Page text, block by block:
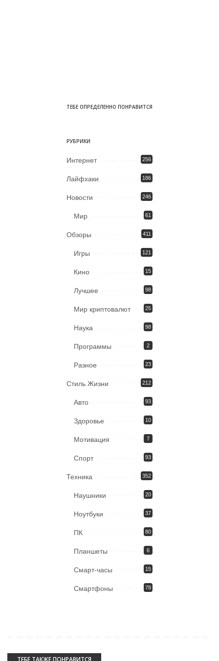
ТЕБЕ ОПРЕДЕЛЕННО ПОНРАВИТСЯ
РУБРИКИ
Интернет 256
Лайфхаки 186
Новости 246
Мир 61
Обзоры 411
Игры 121
Кино 15
Лучшее 98
Мир криптовалют 25
Наука 98
Программы 2
Разное 23
Стиль Жизни 212
Авто 93
Здоровье 10
Мотивация 7
Спорт 93
Техника 352
Наушники 20
Ноутбуки 37
ПК 80
Планшеты 6
Смарт-часы 15
Смартфоны 78
ТЕБЕ ТАКЖЕ ПОНРАВИТСЯ